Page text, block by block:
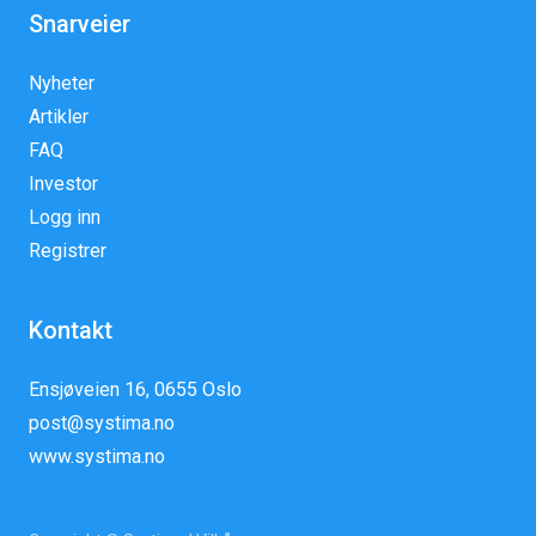
Snarveier
Nyheter
Artikler
FAQ
Investor
Logg inn
Registrer
Kontakt
Ensjøveien 16, 0655 Oslo
post@systima.no
www.systima.no